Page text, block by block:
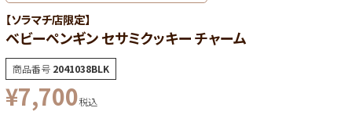
【ソラマチ店限定】
ベビーペンギン セサミクッキー チャーム
商品番号 2041038BLK
¥7,700税込